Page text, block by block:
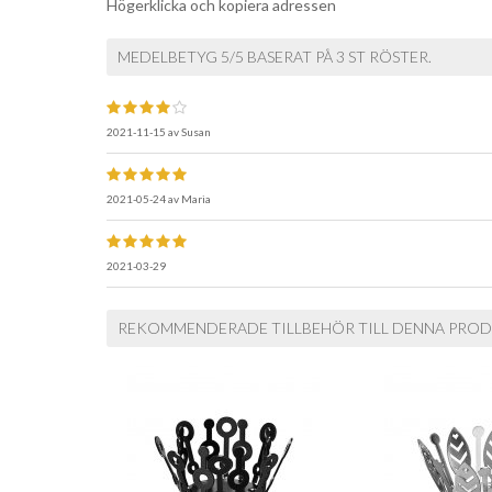
Högerklicka och kopiera adressen
MEDELBETYG 5/5 BASERAT PÅ 3 ST RÖSTER.
2021-11-15 avSusan
2021-05-24av Maria
2021-03-29
REKOMMENDERADE TILLBEHÖR TILL DENNA